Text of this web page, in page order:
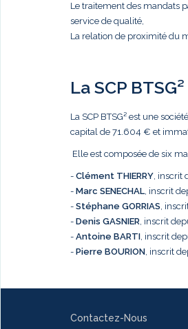
Le traitement des mandats
service de qualité,
La relation de proximité du
La SCP BTSG²
La SCP BTSG² est une
capital de 71.604 € et
Elle est composée de six
- Clément THIERRY, inscrit
- Marc SENECHAL, inscrit
- Stéphane GORRIAS,
- Denis GASNIER, inscrit
- Antoine BARTI, inscrit
- Pierre BOURION, inscrit
Contactez-Nous